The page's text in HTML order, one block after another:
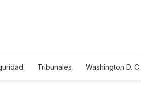
Tribunales Washington D. C.